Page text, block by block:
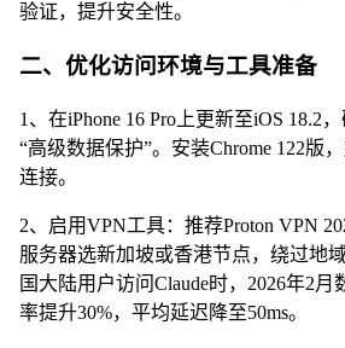
验证，提升安全性。
二、优化访问环境与工具准备
1、在iPhone 16 Pro上更新至iOS 18.2
“高级数据保护”。安装Chrome 122版
连接。
2、启用VPN工具：推荐Proton VPN
服务器选新加坡或香港节点，绕过地
国大陆用户访问Claude时，2026年2月
率提升30%，平均延迟降至50ms。